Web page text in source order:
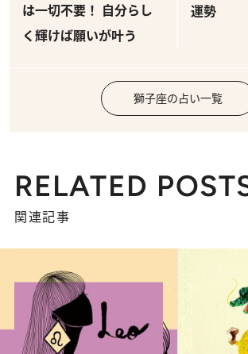
は一切不要！ 自分らし
く輝けば願いが叶う
運勢
獅子座の占い一覧
RELATED
関連記事